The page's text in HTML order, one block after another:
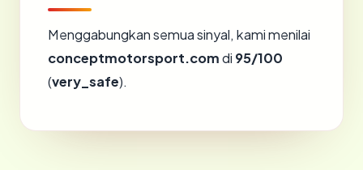
Menggabungkan semua sinyal, kami menilai
conceptmotorsport.comdi 95/100
(very_safe).